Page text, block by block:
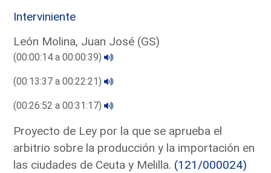
Interviniente
León Molina, Juan José (GS)
(00:00:14 a 00:00:39)
(00:13:37 a 00:22:21)
(00:26:52 a 00:31:17)
Proyecto de Ley por la que se aprueba el
arbitrio sobre la producción y la importación en
las ciudades de Ceuta y Melilla. (121/000024)